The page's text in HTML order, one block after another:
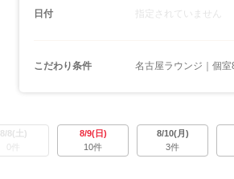
日付 指定されていません
こだわり条件 名古屋ラウンジ｜個
8/8(土)
0件
8/9(日)
10件
8/10(月)
3件